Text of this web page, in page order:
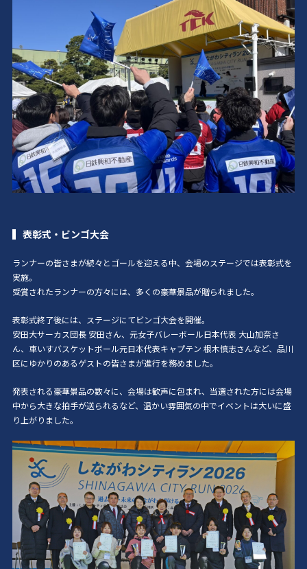
表彰式・ビンゴ大会
ランナーの皆さまが続々とゴールを迎える中、会場のステージでは表彰式を
実施。
受賞されたランナーの方々には、多くの豪華景品が贈られました。
表彰式終了後には、ステージにてビンゴ大会を開催。
安田大サーカス団長 安田さん、元女子バレーボール日本代表 大山加奈さ
ん、車いすバスケットボール元日本代表キャプテン 根木慎志さんなど、品川
区にゆかりのあるゲストの皆さまが進行を務めました。
発表される豪華景品の数々に、会場は歓声に包まれ、当選された方には会場
中から大きな拍手が送られるなど、温かい雰囲気の中でイベントは大いに盛
り上がりました。